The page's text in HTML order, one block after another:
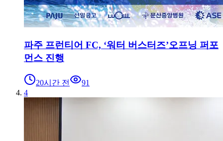
파주 프런티어 FC, ‘워터 버스터즈’오프닝 퍼포
먼스 진행
20시간 전
91
4